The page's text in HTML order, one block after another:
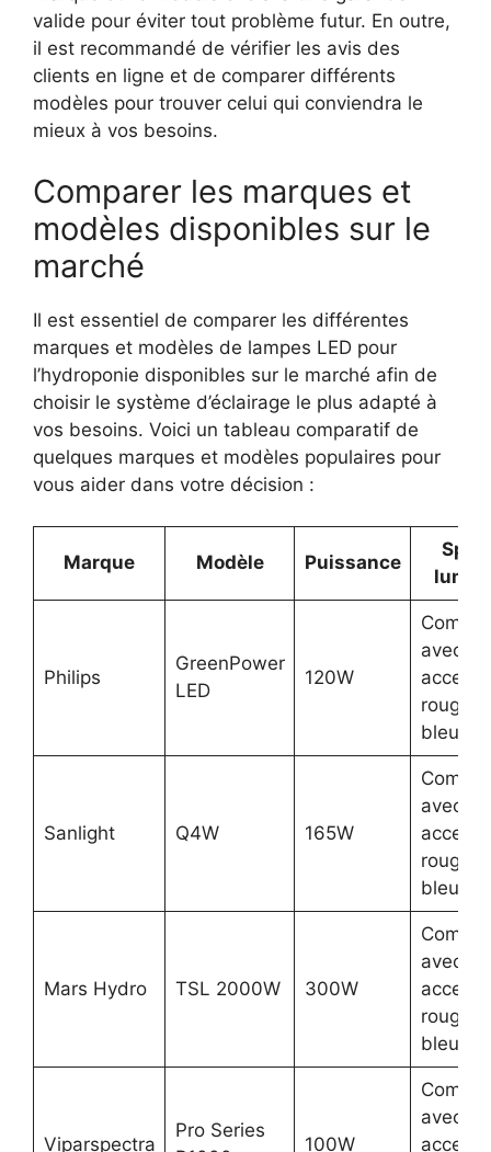
valide pour éviter tout problème futur. En outre,
il est recommandé de vérifier les avis des
clients en ligne et de comparer différents
modèles pour trouver celui qui conviendra le
mieux à vos besoins.
Comparer les marques et
modèles disponibles sur le
marché
Il est essentiel de comparer les différentes
marques et modèles de lampes LED pour
l’hydroponie disponibles sur le marché afin de
choisir le système d’éclairage le plus adapté à
vos besoins. Voici un tableau comparatif de
quelques marques et modèles populaires pour
vous aider dans votre décision :
Marque Modèle Puissance
Philips
GreenPower
LED
120W
avec
rouge
bleue
Sanlight Q4W 165W
avec
rouge
bleue
Mars Hydro TSL 2000W 300W
avec
rouge
bleue
Viparspectra
Pro Series
100W
avec